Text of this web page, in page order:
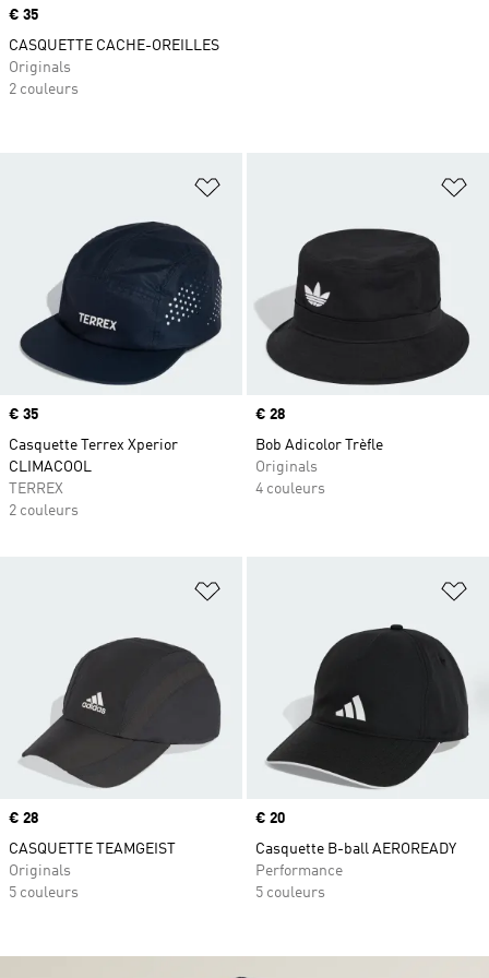
Ajouter à la Liste de produits
Prix
€ 35
Casquette Terrex Xperior
CLIMACOOL
TERREX
2 couleurs
Prix
€ 28
Bob Adicolor Trèfle
Originals
4 couleurs
Ajouter à la Liste de produits
Prix
€ 28
CASQUETTE TEAMGEIST
Originals
5 couleurs
Prix
€ 20
Casquette B-ball AEROREADY
Performance
5 couleurs
Prix
€ 35
CASQUETTE CACHE-OREILLES
Originals
2 couleurs